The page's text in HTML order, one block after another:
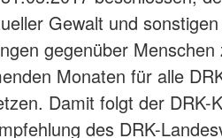
Gewalt und sonstigen
gegenüber
Monaten für alle
Damit folgt der DRK-
des DRK-